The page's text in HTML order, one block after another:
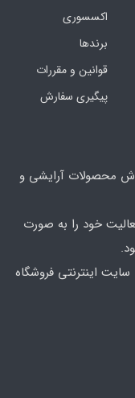
اکسسوری
برندها
قوانین و مقررات
پیگیری سفارش
محصولات آرایشی و
خود را به صورت
اینترنتی فروشگاه